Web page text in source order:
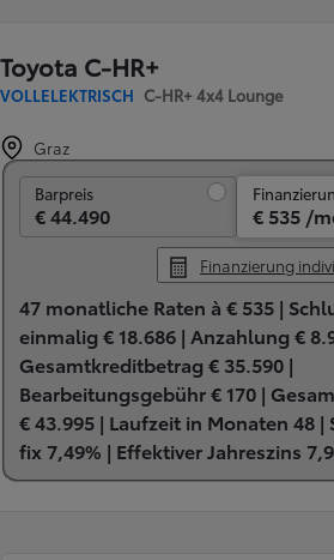
Toyota C-HR+
VOLLELEKTRISCH C-HR+ 4x4 Lounge
Graz
Barpreis
€ 44.490 € 535 /
Finanzierung
47 monatliche Raten à € 535 |
einmalig € 18.686 | Anzahlung €
Gesamtkreditbetrag € 35.590 |
Bearbeitungsgebühr € 170 |
€ 43.995 | Laufzeit in Monaten 48 |
fix 7,49% | Effektiver Jahreszins